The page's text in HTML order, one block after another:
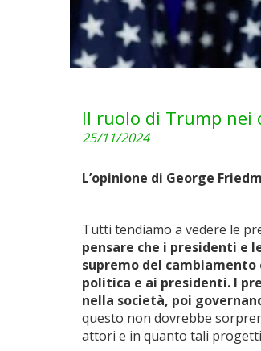
Il ruolo di Trump nei
25/11/2024
L’opinione di George
Tutti tendiamo a vedere le
pensare che i presidenti e
supremo del cambiamento
politica e ai presidenti. I
nella società, poi
questo non dovrebbe
attori e in quanto tali